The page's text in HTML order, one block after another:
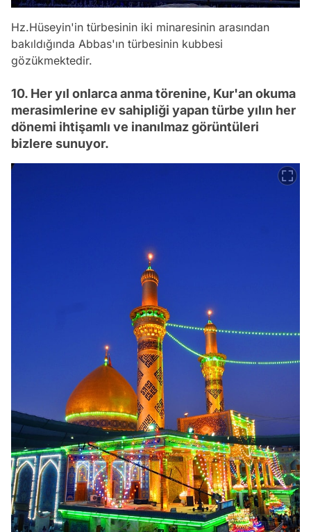
Hz.Hüseyin'in türbesinin iki minaresinin arasından
bakıldığında Abbas'ın türbesinin kubbesi
gözükmektedir.
10. Her yıl onlarca anma törenine, Kur'an okuma
merasimlerine ev sahipliği yapan türbe yılın her
dönemi ihtişamlı ve inanılmaz görüntüleri
bizlere sunuyor.